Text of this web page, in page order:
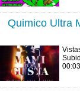
Quimico Ultra